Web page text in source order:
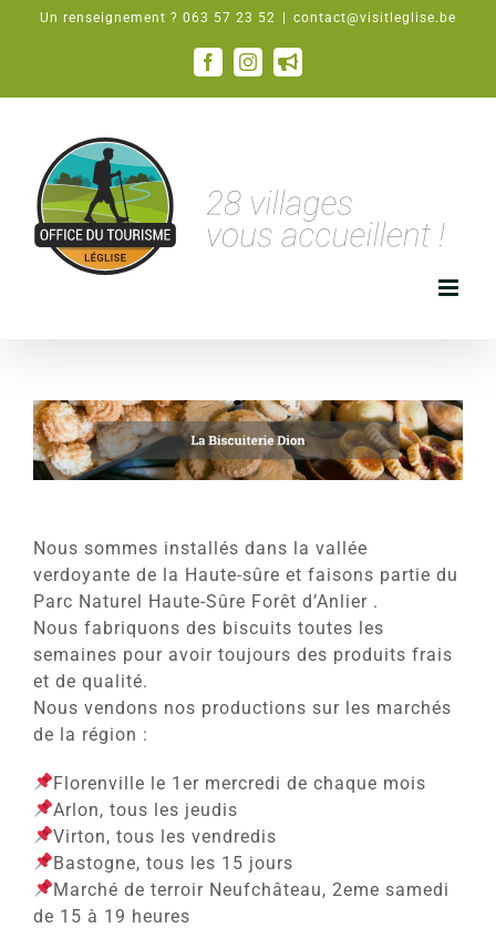
PasserUn renseignement ? 063 57 23 52 contact@visitleglise.be
Facebook
Instagram
Email
Nous sommes installés dans la vallée
verdoyante de la Haute-sûre et faisons partie du
Parc Naturel Haute-Sûre Forêt d’Anlier .
Nous fabriquons des biscuits toutes les
semaines pour avoir toujours des produits frais
et de qualité.
Nous vendons nos productions sur les marchés
de la région :
Florenville le 1er mercredi de chaque mois
Arlon, tous les jeudis
Virton, tous les vendredis
Bastogne, tous les 15 jours
Marché de terroir Neufchâteau, 2eme samedi
de 15 à 19 heures